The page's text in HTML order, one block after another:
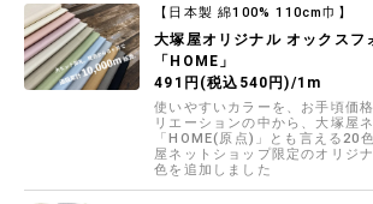
【日本製 綿100% 110cm巾】
大塚屋オリジナル オックスフ
「HOME」
491円(税込540円)/1m
使いやすいカラーを、お手頃価
リエーションの中から、大塚屋
「HOME(原点)」とも言える20
屋ネットショップ限定のオリジ
色を追加しました